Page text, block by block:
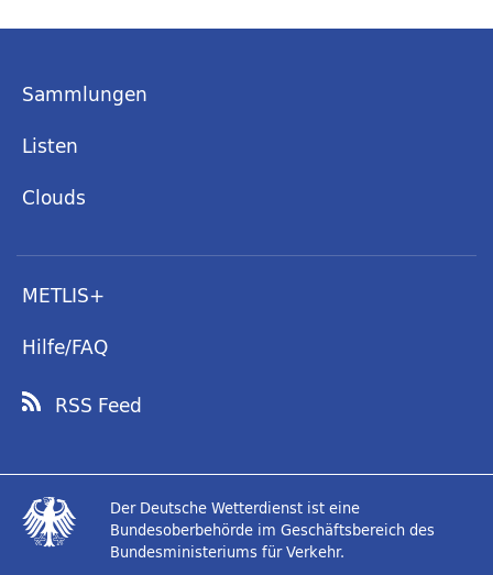
Sammlungen
Listen
Clouds
METLIS+
Hilfe/FAQ
RSS Feed
Der Deutsche Wetterdienst ist eine
Bundesoberbehörde im Geschäftsbereich des
Bundesministeriums für Verkehr.